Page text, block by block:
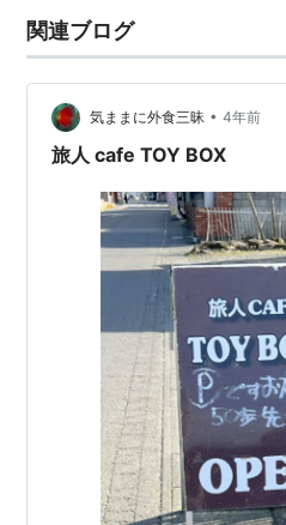
関連ブログ
気ままに外食三昧 • 4年前
旅人 cafe TOY BOX